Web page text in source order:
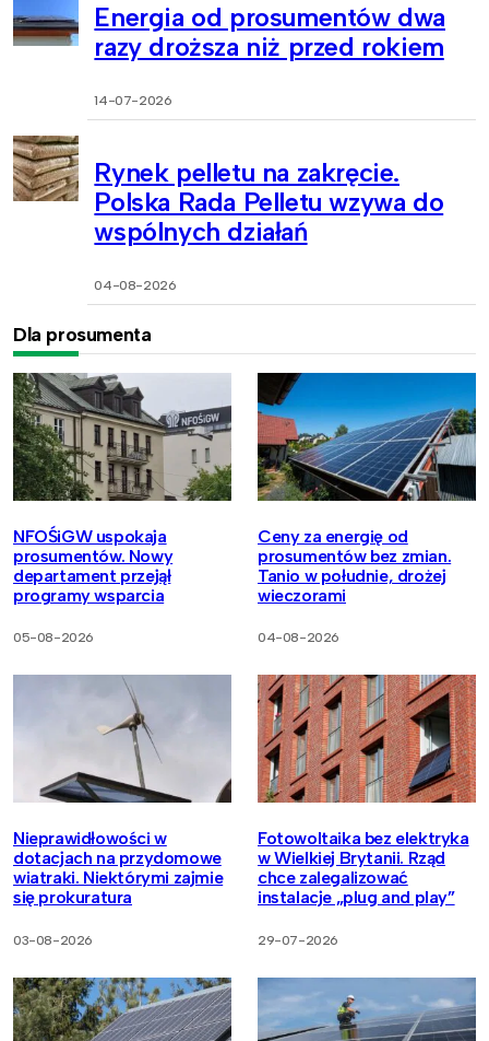
Energia od prosumentów dwa
razy droższa niż przed rokiem
14-07-2026
Rynek pelletu na zakręcie.
Polska Rada Pelletu wzywa do
wspólnych działań
04-08-2026
Dla prosumenta
NFOŚiGW uspokaja
prosumentów. Nowy
departament przejął
programy wsparcia
05-08-2026
Ceny za energię od
prosumentów bez zmian.
Tanio w południe, drożej
wieczorami
04-08-2026
Nieprawidłowości w
dotacjach na przydomowe
wiatraki. Niektórymi zajmie
się prokuratura
03-08-2026
Fotowoltaika bez elektryka
w Wielkiej Brytanii. Rząd
chce zalegalizować
instalacje „plug and play”
29-07-2026